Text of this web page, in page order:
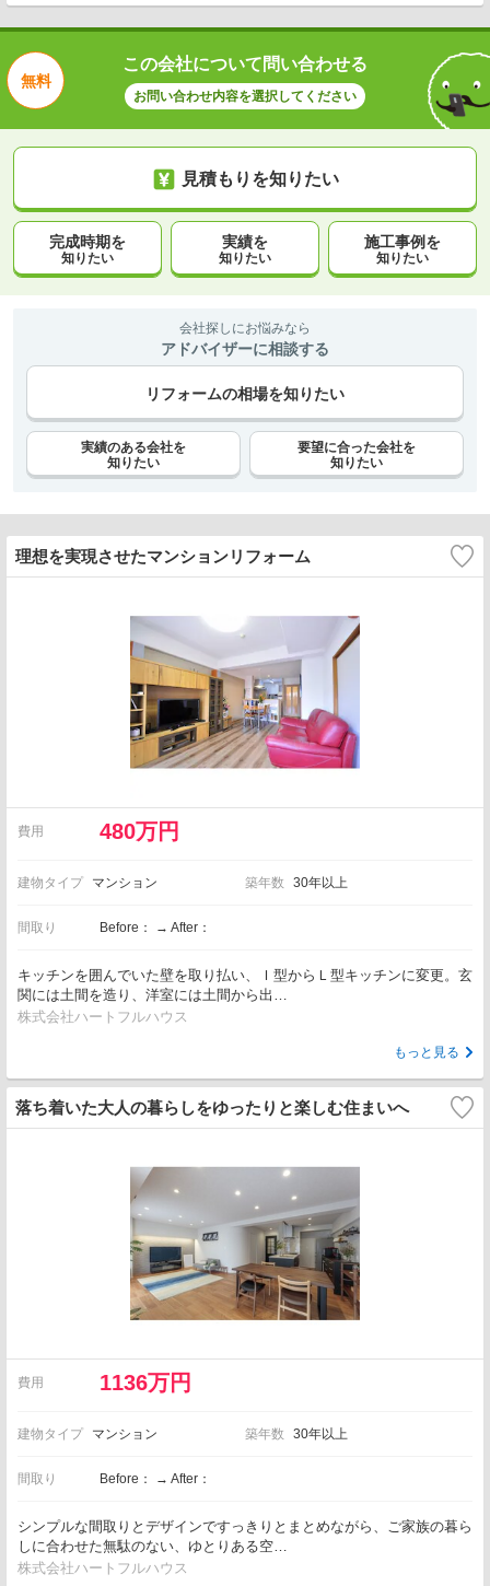
無料
この会社について問い合わせる
お問い合わせ内容を選択してください
見積もりを知りたい
完成時期を
知りたい
実績を
知りたい
施工事例を
知りたい
会社探しにお悩みなら
アドバイザーに相談する
リフォームの相場を知りたい
実績のある会社を
知りたい
要望に合った会社を
知りたい
理想を実現させたマンションリフォーム
費用 480万円
建物タイプ マンション 築年数 30年以上
間取り Before： → After：
キッチンを囲んでいた壁を取り払い、Ｉ型からＬ型キッチンに変更。玄
関には土間を造り、洋室には土間から出…
株式会社ハートフルハウス
もっと見る
落ち着いた大人の暮らしをゆったりと楽しむ住まいへ
費用 1136万円
建物タイプ マンション 築年数 30年以上
間取り Before： → After：
シンプルな間取りとデザインですっきりとまとめながら、ご家族の暮ら
しに合わせた無駄のない、ゆとりある空…
株式会社ハートフルハウス